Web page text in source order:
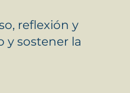
reflexión y
y sostener la